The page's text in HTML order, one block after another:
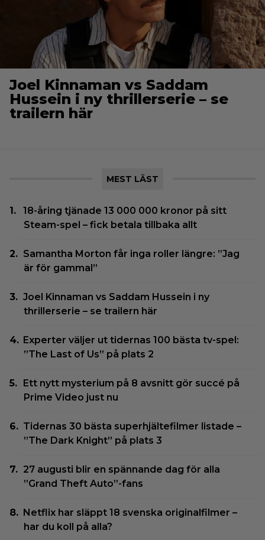
Joel Kinnaman vs Saddam
Hussein i ny thrillerserie – se
trailern här
MEST LÄST
18-åring tjänade 13 000 000 kronor på sitt
Steam-spel – fick betala tillbaka allt
Samantha Morton får inga roller längre: ”Jag
är för gammal”
Joel Kinnaman vs Saddam Hussein i ny
thrillerserie – se trailern här
Experter väljer ut tidernas 100 bästa tv-spel:
”The Last of Us” på plats 2
Ett nytt mysterium på 8 avsnitt gör succé på
Prime Video just nu
Tidernas 30 bästa superhjältefilmer listade –
”The Dark Knight” på plats 3
27 augusti blir en spännande dag för alla
”Grand Theft Auto”-fans
Netflix har släppt 18 svenska originalfilmer –
har du koll på alla?